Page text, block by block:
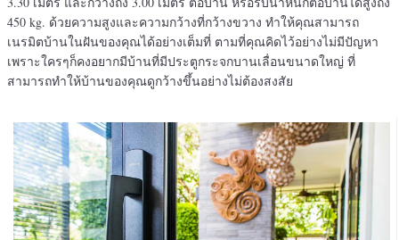
450 kg. ด้วยความสูงและความกว้างที่กว้างขวาง ทำให้คุณสามารถ
เนรมิตบ้านในฝันของคุณได้อย่างเต็มที่ ตามที่คุณคิดไว้อย่างไม่มีปัญหา
เพราะใครๆก็คงอยากมีบ้านที่มีประตูกระจกบานเลื่อนขนาดใหญ่ ที่
สามารถทำให้บ้านของคุณดูกว้างขึ้นอย่างไม่ต้องสงสัย